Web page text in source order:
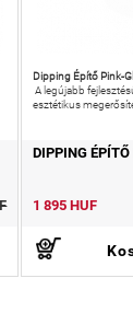
Dipping Építő Pink-
A legújabb
esztétikus
DIPPING
1 895 HUF